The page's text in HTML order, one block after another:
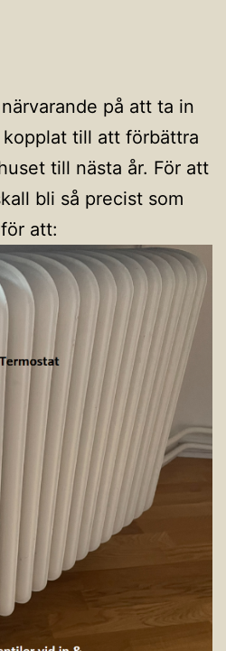
på att ta in
till att förbättra
till nästa år. För att
bli så precist som
att: